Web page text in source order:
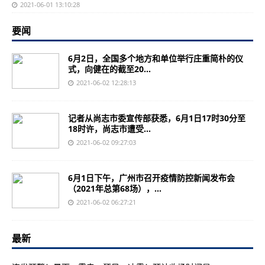
2021-06-01 13:10:28
要闻
6月2日，全国多个地方和单位举行庄重简朴的仪
式，向健在的截至20...
2021-06-02 12:28:13
记者从尚志市委宣传部获悉，6月1日17时30分至
18时许，尚志市遭受...
2021-06-02 09:27:03
6月1日下午，广州市召开疫情防控新闻发布会
（2021年总第68场），...
2021-06-02 06:27:21
最新